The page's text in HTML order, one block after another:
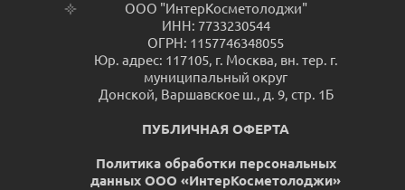
ООО "ИнтерКосметолоджи"
ИНН: 7733230544
ОГРН: 1157746348055
Юр. адрес: 117105, г. Москва, вн. тер. г.
муниципальный округ
Донской, Варшавское ш., д. 9, стр. 1Б
ПУБЛИЧНАЯ ОФЕРТА
Политика обработки персональных
данных ООО «ИнтерКосметолоджи»